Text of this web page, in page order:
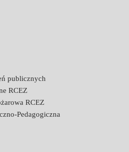
publicznych
RCEZ
RCEZ
Pedagogiczna